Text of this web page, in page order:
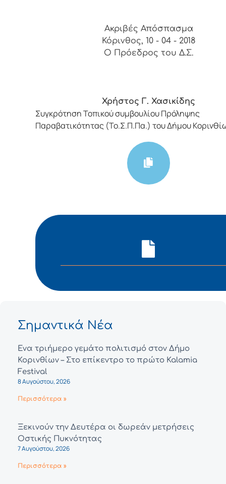
Ακριβές Απόσπασμα
Κόρινθος, 10 - 04 - 2018
Ο Πρόεδρος του Δ.Σ.
Χρήστος Γ. Χασικίδης
Συγκρότηση Τοπικού συμβουλίου Πρόληψης
Παραβατικότητας (Το.Σ.Π.Πα.) του Δήμου
Σημαντικά Νέα
Ένα τριήμερο γεμάτο πολιτισμό στον Δήμο
Κορινθίων – Στο επίκεντρο το πρώτο Kalamia
Festival
8 Αυγούστου, 2026
Περισσότερα »
Ξεκινούν την Δευτέρα οι δωρεάν μετρήσεις
Οστικής Πυκνότητας
7 Αυγούστου, 2026
Περισσότερα »